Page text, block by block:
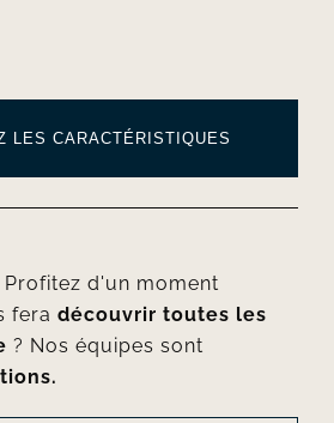
LES CARACTÉRISTIQUES
Profitez d'un moment
feradécouvrir toutes les
? Nos équipes sont